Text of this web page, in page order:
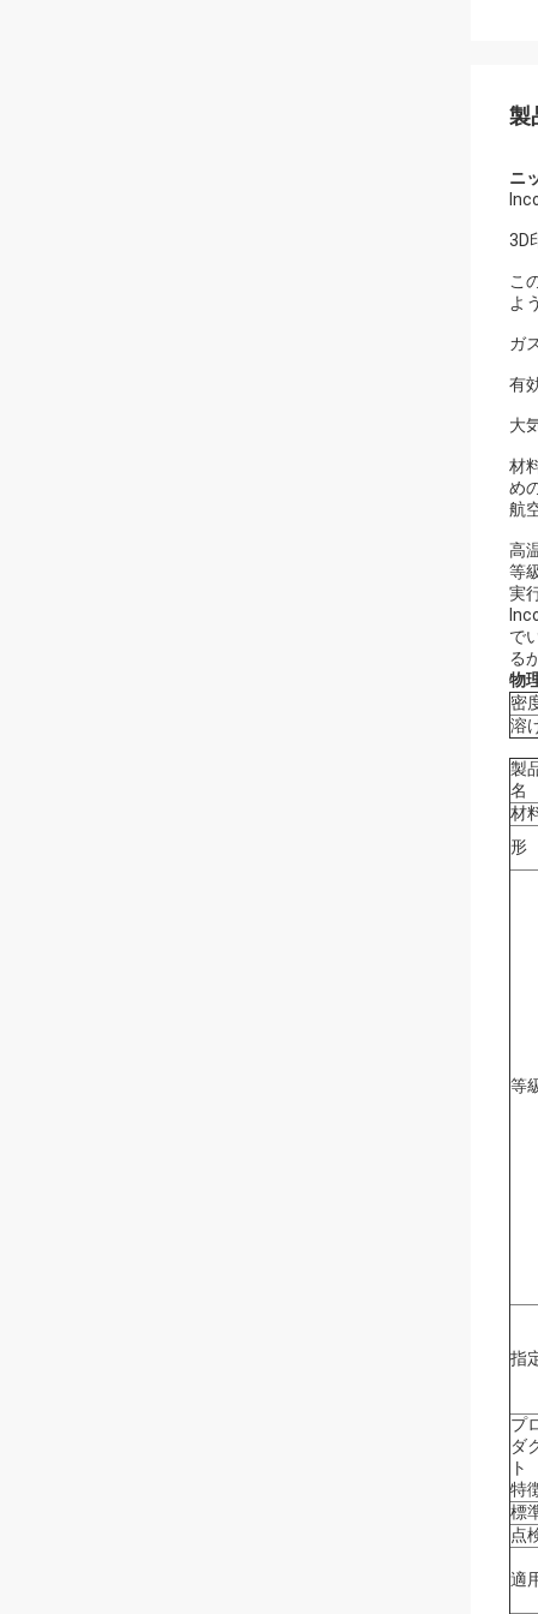
製
ニ
3D
こ
よ
ガ
有
大
材
め
航
高
等
実
で
る
物
密
溶
製
名
材
形
等
指
プ
ダ
ト
特
標
点
適